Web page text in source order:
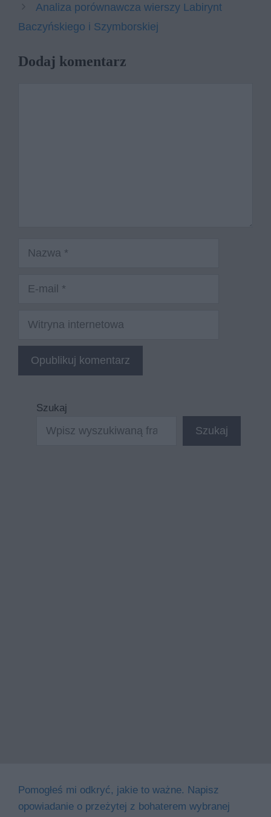
Analiza porównawcza wierszy Labirynt
Baczyńskiego i Szymborskiej
Dodaj komentarz
Witryna
internetowa
Szukaj
Szukaj
Pomogłeś mi odkryć, jakie to ważne. Napisz
opowiadanie o przeżytej z bohaterem wybranej